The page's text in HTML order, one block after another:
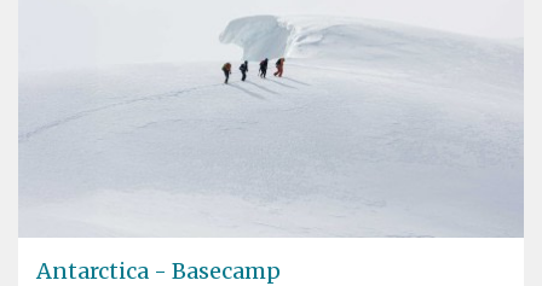
Antarctica - Basecamp